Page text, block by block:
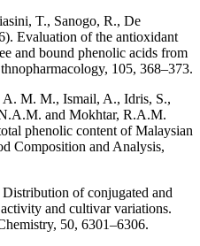
T., Sanogo, R., De
Evaluation of the antioxidant
and bound phenolic acids from
105, 368–373.
M. M., Ismail, A., Idris, S.,
and Mokhtar, R.A.M.
phenolic content of Malaysian
Composition and Analysis,
of conjugated and
and cultivar variations.
50, 6301–6306.